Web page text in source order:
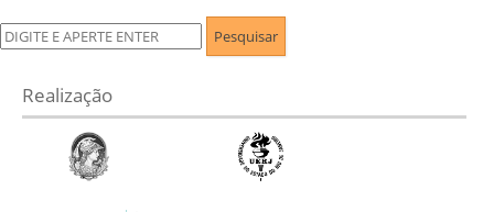
Pesquisar
por:
Realização